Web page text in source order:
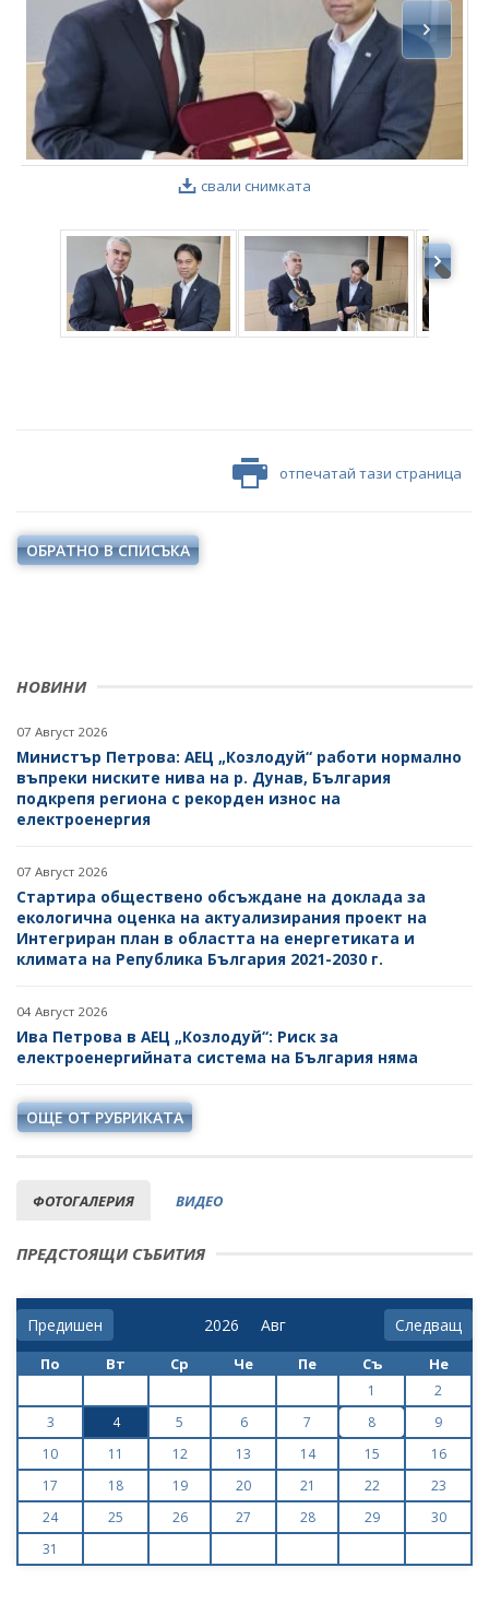
НОВИНИ
07 Август 2026
Министър Петрова: АЕЦ „Козлодуй“ работи нормално
въпреки ниските нива на р. Дунав, България
подкрепя региона с рекорден износ на
електроенергия
07 Август 2026
Стартира обществено обсъждане на доклада за
екологична оценка на актуализирания проект на
Интегриран план в областта на енергетиката и
климата на Република България 2021-2030 г.
04 Август 2026
Ива Петрова в АЕЦ „Козлодуй“: Риск за
електроенергийната система на България няма
ОЩЕ ОТ РУБРИКАТА
ФОТОГАЛЕРИЯ ВИДЕО
свали снимката
отпечатай тази страница
ОБРАТНО В СПИСЪКА
ПРЕДСТОЯЩИ СЪБИТИЯ
Предишен Следващ
По Вт Ср Че Пе Съ Не
1
2
3
4 5 6 7 8
9
10
11 12 13 14 15
16
17
18 19 20 21 22
23
24
25 26 27 28 29
30
31